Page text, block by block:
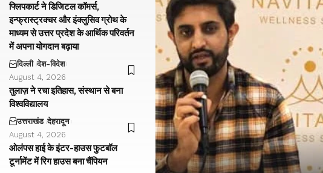
फ्लिपकार्ट ने डिजिटल कॉमर्स,
इन्फ्रास्ट्रक्चर और इंक्लुसिव ग्रोथ के
माध्यम से उत्तर प्रदेश के आर्थिक परिवर्तन
में अपना योगदान बढ़ाया
दिल्ली देश-विदेश
August 4, 2026
तुलाज़ ने रचा इतिहास, संस्थान से बना
विश्वविद्यालय
उत्तराखंड देहरादून
August 4, 2026
ओलंपस हाई के इंटर-हाउस फुटबॉल
टूर्नामेंट में रिग हाउस बना चैंपियन